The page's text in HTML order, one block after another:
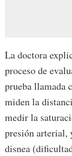
La doctora
proceso de
prueba llamada
miden la
medir la
presión arterial,
disnea